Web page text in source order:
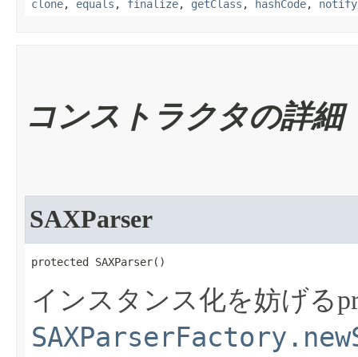
clone, equals , finalize, getClass , hashCode, notify
コンストラクタの詳細
SAXParser
protected SAXParser​()
インスタンス化を妨げる